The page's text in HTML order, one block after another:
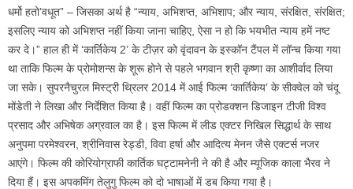
धर्मो हतो’वधूत” – जिसका अर्थ है “न्याय, अभिशप्त, अभिशाप; और न्याय, संरक्षित, संरक्षित;
इसलिए न्याय को अभिशप्त नहीं किया जाना चाहिए, ऐसा न हो कि भयभीत न्याय हमें नष्ट
कर दे।” हाल ही में ‘कार्तिकेय 2’ के टीज़र को वृंदावन के इस्कॉन टैंपल में लॉन्च किया गया
था ताकि फिल्म के प्रोमोशन्स के शूरू होने से पहले भगवान श्री कृष्णा का आशीर्वाद लिया
जा सके। सुपरनैचुरल मिस्ट्री थ्रिलर 2014 में आई फिल्म ‘कार्तिकेय’ के सीक्वेल को चंदू
मोंडेती ने लिखा और निर्देशित किया है। वहीं फिल्म का प्रोडक्शन डिजाइन टीजी विश्व
प्रसाद और अभिषेक अग्रवाल का है। इस फिल्म में लीड एक्टर निखिल सिद्धार्थ के साथ
अनुपमा परमेश्वरन, श्रीनिवास रेड्डी, विवा हर्षा और आदित्य मेनन जैसे एक्टर्स नजर
आएंगे। फिल्म की कोरियोग्राफी कार्तिक घट्टामनेनी ने की है और म्यूजिक काला भैरव ने
दिया हैं। इस अपकमिंग तेलुगु फिल्म को दो भाषाओं में डब किया गया है।